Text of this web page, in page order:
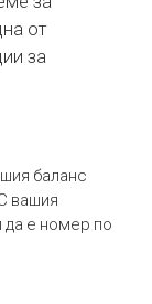
от
за
баланс
вашия
е номер по